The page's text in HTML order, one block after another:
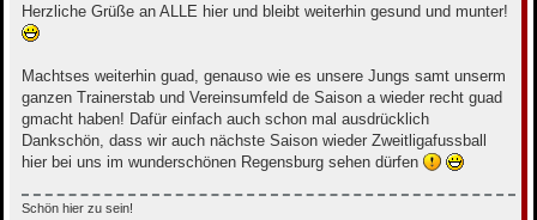
Herzliche Grüße an ALLE hier und bleibt weiterhin gesund und munter!
Machtses weiterhin guad, genauso wie es unsere Jungs samt unserm
ganzen Trainerstab und Vereinsumfeld de Saison a wieder recht guad
gmacht haben! Dafür einfach auch schon mal ausdrücklich
Dankschön, dass wir auch nächste Saison wieder Zweitligafussball
hier bei uns im wunderschönen Regensburg sehen dürfen
Schön hier zu sein!